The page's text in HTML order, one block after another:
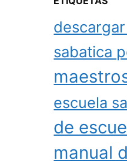
sabatica
escuela
de
manual